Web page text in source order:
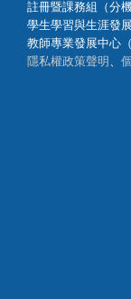
註冊暨課務組（分
學生學習與生涯發
教師專業發展中心
隱私權政策聲明